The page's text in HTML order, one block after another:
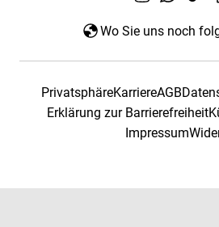
Wo Sie uns noch
PrivatsphäreKarriereAGB
Erklärung zur Barrierefreiheit
Impressum